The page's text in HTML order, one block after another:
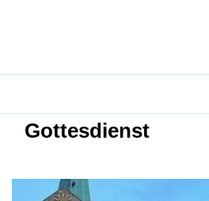
Gottesdienst